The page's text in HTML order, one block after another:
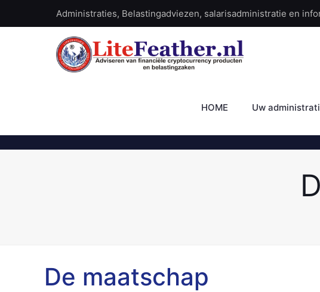
Administraties, Belastingadviezen, salarisadministratie en
HOME Uw
De maatschap